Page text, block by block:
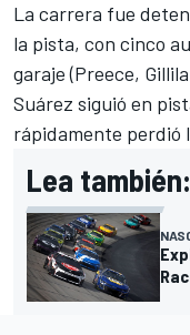
La carrera fue
la pista, con cinco
garaje (Preece,
Suárez siguió en
rápidamente perdió
Lea también: